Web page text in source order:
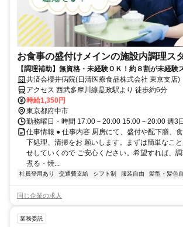
お食事の盛付けメインの施設内調理ス
【調理補助】無資格・未経験ＯＫ！約８割が未経験
な盛付・配下膳・洗浄など
共済会櫻井病院(日清医療食品株式会社 東京支店)
アクセス 西武多摩川線是政駅より 徒歩約6分
時給1,350円
東京都府中市
勤務曜日・時間 17:00－20:00 15:00－20:00 週3
仕事情報 ● 仕事内容 厨房にて、盛付や配下膳、食
下処理、清掃をお 願いします。まずは簡単なこ
せしていくので ご安心ください。希望すれば、
煮る・焼...
社員登用あり 交通費支給 シフト制 服装自由 髪型・髪色
同じ企業の求人
業務委託